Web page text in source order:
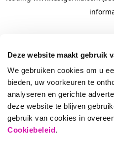
Deze website maakt gebruik
We gebruiken cookies om u
bieden, uw voorkeuren te
analyseren en gerichte
deze website te blijven
gebruik van cookies in
Cookiebeleid.